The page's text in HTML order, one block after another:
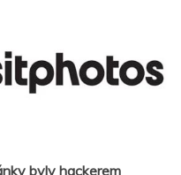
byly hackerem